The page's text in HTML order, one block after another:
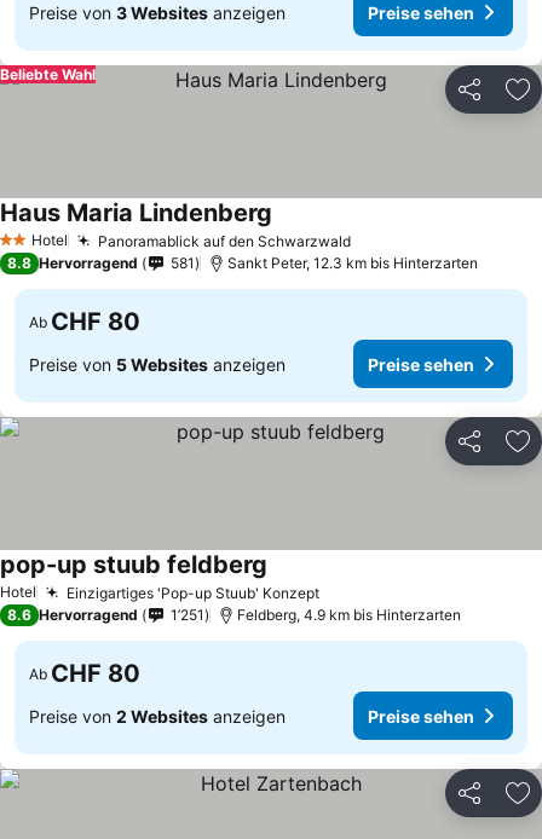
Preise von 3 Websites anzeigen Preise sehen
Teilen
Beliebte Wahl
2 Sterne
Hotel Panoramablick auf den Schwarzwald
Haus Maria Lindenberg
8.8 Hervorragend 581 Sankt Peter, 12.3 km bis Hinterzarten
Ab CHF 80
Preise von 5 Websites anzeigen Preise sehen
Teilen
Hotel Einzigartiges 'Pop-up Stuub' Konzept
pop-up stuub feldberg
8.6 Hervorragend 1’251 Feldberg, 4.9 km bis Hinterzarten
Ab CHF 80
Preise von 2 Websites anzeigen Preise sehen
Teilen